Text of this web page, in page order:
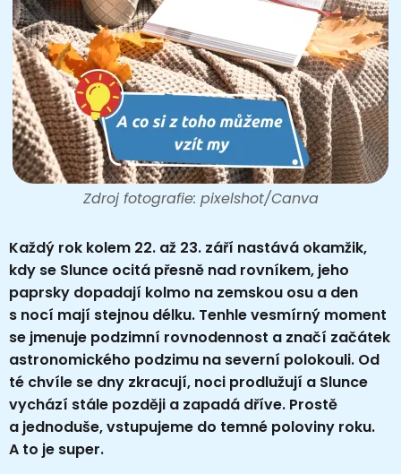
Zdroj fotografie: pixelshot/Canva
Každý rok kolem 22. až 23. září nastává okamžik,
kdy se Slunce ocitá přesně nad rovníkem, jeho
paprsky dopadají kolmo na zemskou osu a den
s nocí mají stejnou délku. Tenhle vesmírný moment
se jmenuje podzimní rovnodennost a značí začátek
astronomického podzimu na severní polokouli. Od
té chvíle se dny zkracují, noci prodlužují a Slunce
vychází stále později a zapadá dříve. Prostě
a jednoduše, vstupujeme do temné poloviny roku.
A to je super.